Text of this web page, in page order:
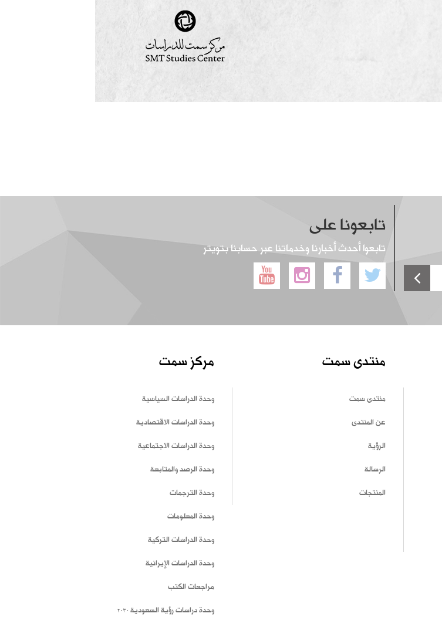
تابعونا على
تابعوا أحدث أخبارنا وخدماتنا عبر حسابنا بتويتر
منتدى سمت
منتدى سمت
عن المنتدى
الرؤية
الرسالة
المنتجات
مركز سمت
وحدة الدراسات السياسية
وحدة الدراسات الاقتصادية
وحدة الدراسات الاجتماعية
وحدة الرصد والمتابعة
وحدة الترجمات
وحدة المعلومات
وحدة الدراسات التركية
وحدة الدراسات الإيرانية
مراجعات الكتب
وحدة دراسات رؤية السعودية 2030